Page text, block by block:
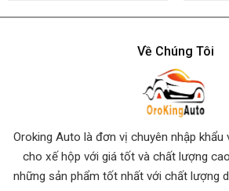
Về Chúng Tôi
Oroking Auto là đơn vị chuyên nhập khẩu
cho xế hộp với giá tốt và chất lượng
những sản phẩm tốt nhất với chất lượng